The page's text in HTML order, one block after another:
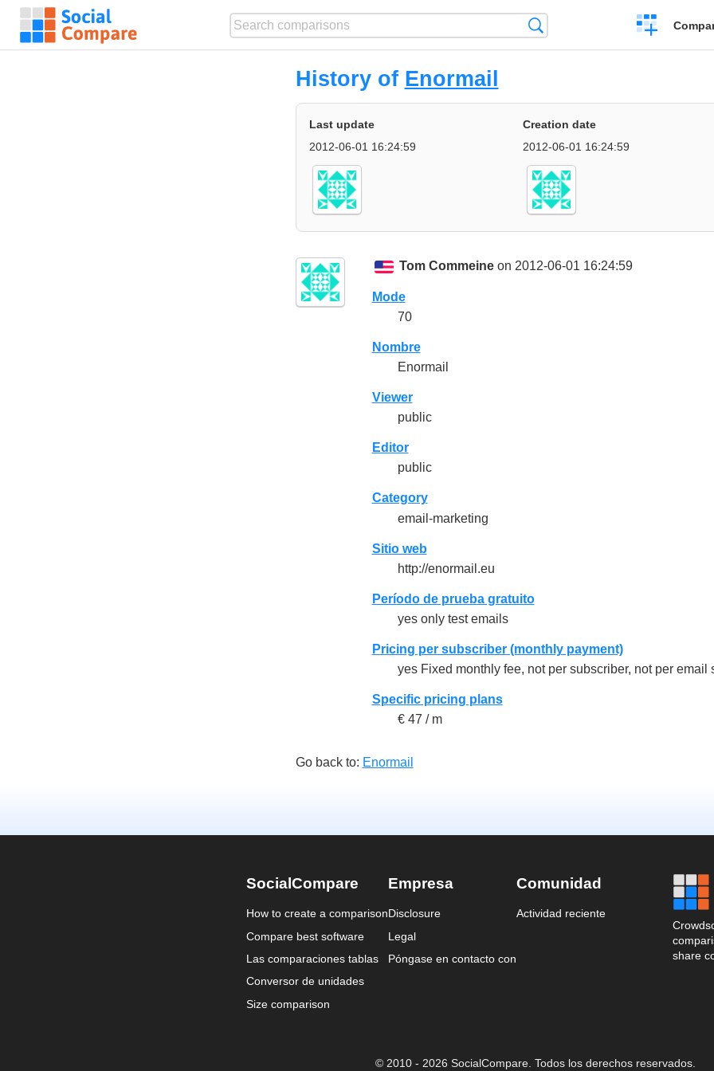
Crear
una
History of Enormail
Last update
2012-06-01 16:24:59
Creation date
2012-06-01 16:24:59
Tom Commeineon 2012-06-01 16:24:59
Mode
70
Nombre
Enormail
Viewer
public
Editor
public
Category
email-marketing
Sitio web
http://enormail.eu
Período de prueba gratuito
yes only test emails
Pricing per subscriber (monthly payment)
yes Fixed monthly fee, not per subscriber, not per email
Specific pricing plans
€ 47 / m
Go back to: Enormail
SocialCompare
How to create a comparison
Compare best software
Las comparaciones tablas
Conversor de unidades
Size comparison
Empresa
Disclosure
Legal
Póngase en contacto con
Comunidad
Actividad reciente
share
© 2010 - 2026 SocialCompare. Todos los derechos reservados.